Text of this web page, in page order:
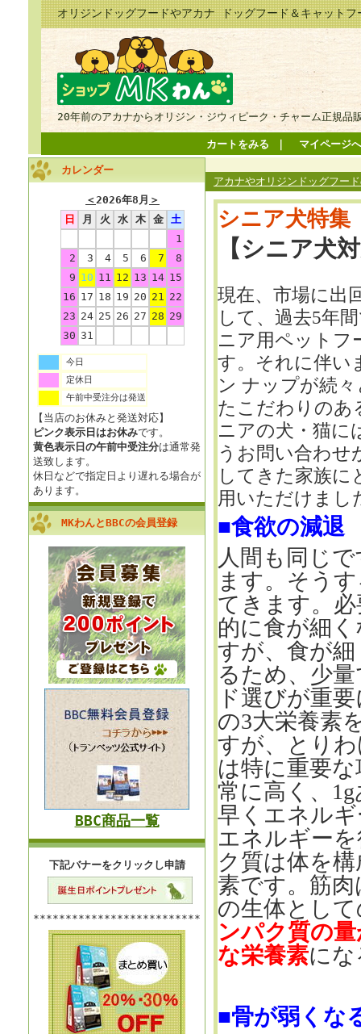
オリジンドッグフードやアカナ ドッグフード＆キャットフ
20年前のアカナからオリジン・ジウィピーク・チャーム正規品
カートをみる マイページ
カレンダー
＜2026年8月 ＞
日
月 火 水 木 金
土
1
2
3 4 5 6 7
8
9 10 11 12 13 14 15
16 17 18 19 20 21 22
23 24 25 26 27 28 29
30 31
今日
定休日
午前中受注分は発送
【当店のお休みと発送対応】
ピンク表示日はお休みです。
黄色表示日の午前中受注分は通常発
送致します。
休日などで指定日より遅れる場合が
あります。
MKわんとBBCの会員登録
BBC商品一覧
下記バナーをクリックし申請
**************************
アカナやオリジンドッグフード
シニア犬特集
【シニア犬
現在、市場に出
して、過去5年
ニア用ペットフ
す。それに伴い
ン ナップが続
たこだわりのあ
ニアの犬・猫に
うお問い合わせ
してきた家族に
用いただけまし
■食欲の減退
人間も同じ
ます。そう
てきます。
的に食が細
すが、食が
るため、少
ド選びが重
の3大栄養素
すが、とり
は特に重要
常に高く、 1g
早くエネル
エネルギー
ク質は体を
素です。筋
の生体とし
ンパク質の
な栄養素に
■骨が弱くな